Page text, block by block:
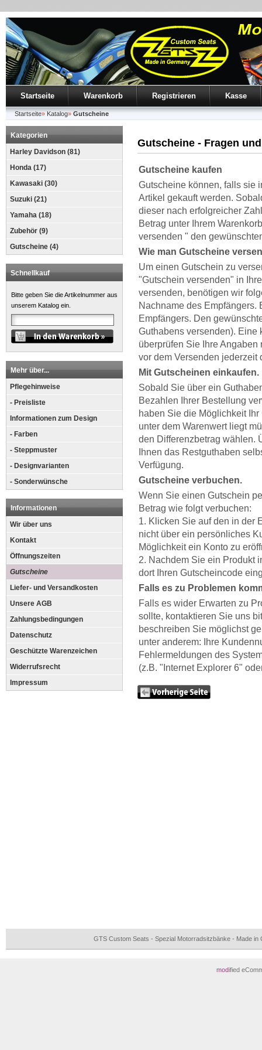
Startseite Warenkorb Registrieren Kasse
Startseite» Katalog» Gutscheine
Kategorien
Harley Davidson (81)
Honda (17)
Kawasaki (30)
Suzuki (21)
Yamaha (18)
Zubehör (9)
Gutscheine (4)
Schnellkauf
Bitte geben Sie die Artikelnummer aus
unserem Katalog ein.
Mehr über...
Pflegehinweise
- Preisliste
Informationen zum Design
- Farben
- Steppmuster
- Designvarianten
- Sonderwünsche
Informationen
Wir über uns
Kontakt
Öffnungszeiten
Gutscheine
Liefer- und Versandkosten
Unsere AGB
Zahlungsbedingungen
Datenschutz
Geschützte Warenzeichen
Widerrufsrecht
Impressum
Gutscheine - Fragen
Gutscheine kaufen
Gutscheine können, falls sie
Artikel gekauft werden.
dieser nach erfolgreicher
Betrag unter Ihrem
versenden " den
Wie man Gutscheine
Um einen Gutschein zu
"Gutschein versenden" in
versenden, benötigen wir
Nachname des Empfängers.
Empfängers. Den
Guthabens versenden). Eine
überprüfen Sie Ihre
vor dem Versenden jederzeit
Mit Gutscheinen einkaufen.
Sobald Sie über ein
Bezahlen Ihrer Bestellung
haben Sie die Möglichkeit
unter dem Warenwert liegt
den Differenzbetrag wählen.
Ihnen das Restguthaben
Verfügung.
Gutscheine verbuchen.
Wenn Sie einen Gutschein
Betrag wie folgt verbuchen:
1. Klicken Sie auf den in der
nicht über ein persönliches
Möglichkeit ein Konto zu
2. Nachdem Sie ein Produkt
dort Ihren Gutscheincode
Falls es zu Problemen
Falls es wider Erwarten zu
sollte, kontaktieren Sie uns
beschreiben Sie möglichst
unter anderem: Ihre
Fehlermeldungen des
(z.B. "Internet Explorer 6"
GTS Custom Seats - Spezial Motorradsitzbänke - Made
modified